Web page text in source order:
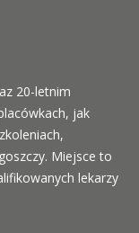
20-letnim
jak
Miejsce to
lekarzy